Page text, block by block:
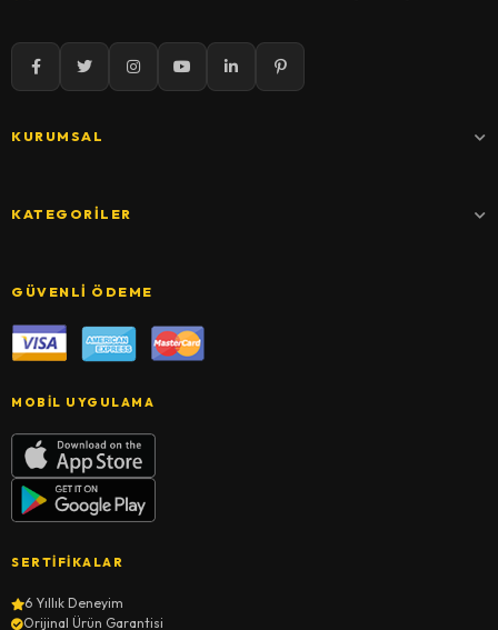
KURUMSAL
KATEGORILER
GÜVENLI ÖDEME
MOBIL UYGULAMA
SERTIFIKALAR
6 Yıllık Deneyim
Orijinal Ürün Garantisi